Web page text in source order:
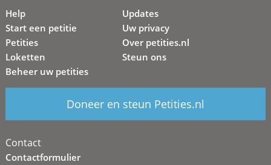
Help
Start een petitie
Petities
Loketten
Beheer uw petities
Updates
Uw privacy
Over petities.nl
Steun ons
Doneer en steun Petities.nl
Contact
Contactformulier